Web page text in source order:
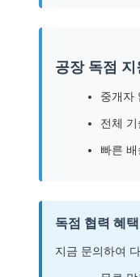
공장 독점 지
중개자
전체
빠른
독점 협력 혜택
지금 문의하여